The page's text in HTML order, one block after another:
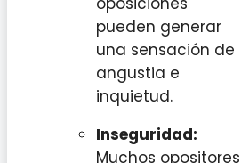
pueden generar
una sensación de
angustia e
inquietud.
Inseguridad:
Muchos opositores